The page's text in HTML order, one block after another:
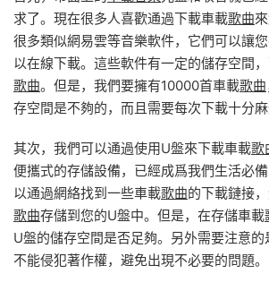
求了。現在很多人喜歡通過下載車載歌曲
很多類似網易雲等音樂軟件，它們可以讓
以在線下載。這些軟件有一定的儲存空間
歌曲。但是，我們要擁有10000首車載歌曲
存空間是不夠的，而且需要每次下載十分麻
其次，我們可以通過使用U盤來下載車載歌
便攜式的存儲設備，已經成爲我們生活必
以通過網絡找到一些車載歌曲的下載鏈接
歌曲存儲到您的U盤中。但是，在存儲車載
U盤的儲存空間是否足夠。另外需要注意
不能侵犯著作權，避免出現不必要的問題。